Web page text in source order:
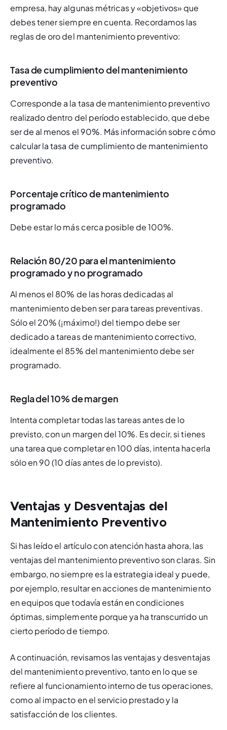
empresa, hay algunas métricas y «objetivos» que
debes tener siempre en cuenta. Recordamos las
reglas de oro del mantenimiento preventivo:
Tasa de cumplimiento del mantenimiento
preventivo
Corresponde a la tasa de mantenimiento preventivo
realizado dentro del período establecido, que debe
ser de al menos el 90%. Más información sobre cómo
calcular la tasa de cumplimiento de mantenimiento
preventivo.
Porcentaje crítico de mantenimiento
programado
Debe estar lo más cerca posible de 100%.
Relación 80/20 para el mantenimiento
programado y no programado
Al menos el 80% de las horas dedicadas al
mantenimiento deben ser para tareas preventivas.
Sólo el 20% (¡máximo!) del tiempo debe ser
dedicado a tareas de mantenimiento correctivo,
idealmente el 85% del mantenimiento debe ser
programado.
Regla del 10% de margen
Intenta completar todas las tareas antes de lo
previsto, con un margen del 10%. Es decir, si tienes
una tarea que completar en 100 días, intenta hacerla
sólo en 90 (10 días antes de lo previsto).
Ventajas y Desventajas del
Mantenimiento Preventivo
Si has leído el artículo con atención hasta ahora, las
ventajas del mantenimiento preventivo son claras. Sin
embargo, no siempre es la estrategia ideal y puede,
por ejemplo, resultar en acciones de mantenimiento
en equipos que todavía están en condiciones
óptimas, simplemente porque ya ha transcurrido un
cierto período de tiempo.
A continuación, revisamos las ventajas y desventajas
del mantenimiento preventivo, tanto en lo que se
refiere al funcionamiento interno de tus operaciones,
como al impacto en el servicio prestado y la
satisfacción de los clientes.